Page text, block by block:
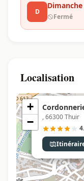
D
Dimanche
Fermé
Localisation
, 66300 Thuir
+
−